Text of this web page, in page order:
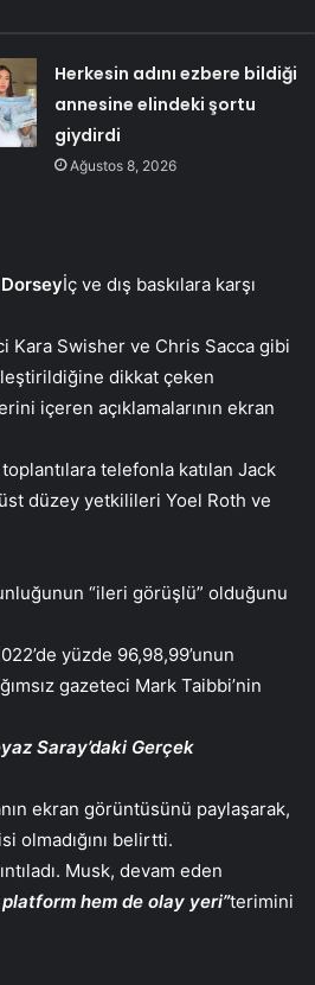
Herkesin adını ezbere bildiği
annesine elindeki şortu
giydirdi
Ağustos 8, 2026
İç ve dış baskılara karşı
Kara Swisher ve Chris Sacca gibi
dikkat çeken
içeren açıklamalarının ekran
telefonla katılan Jack
düzey yetkilileri Yoel Roth ve
“ileri görüşlü” olduğunu
yüzde 96,98,99’unun
gazeteci Mark Taibbi’nin
Saray’daki Gerçek
ekran görüntüsünü paylaşarak,
olmadığını belirtti.
Musk, devam eden
hem de olay yeri”terimini